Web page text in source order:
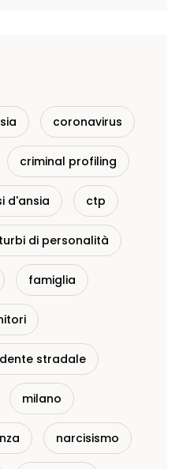
coronavirus
criminal profiling
d'ansia ctp
di personalità
famiglia
stradale
milano
narcisismo